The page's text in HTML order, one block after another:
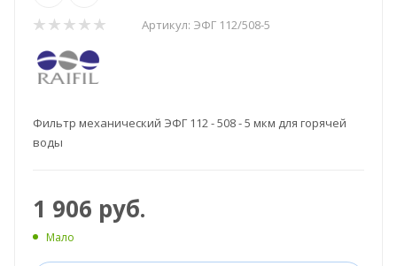
Артикул: ЭФГ 112/508-5
Фильтр механический ЭФГ 112 - 508 - 5 мкм для горячей
воды
1 906 руб.
Мало